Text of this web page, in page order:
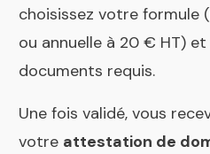
choisissez votre formule
ou annuelle à 20 € HT)
documents requis.
Une fois validé, vous
votre attestation de